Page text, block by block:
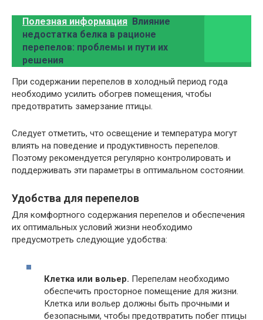
Полезная информация Влияние
недостатка белка в рационе
перепелов: проблемы и пути их
решения
При содержании перепелов в холодный период года
необходимо усилить обогрев помещения, чтобы
предотвратить замерзание птицы.
Следует отметить, что освещение и температура могут
влиять на поведение и продуктивность перепелов.
Поэтому рекомендуется регулярно контролировать и
поддерживать эти параметры в оптимальном состоянии.
Удобства для перепелов
Для комфортного содержания перепелов и обеспечения
их оптимальных условий жизни необходимо
предусмотреть следующие удобства:
Клетка или вольер. Перепелам необходимо
обеспечить просторное помещение для жизни.
Клетка или вольер должны быть прочными и
безопасными, чтобы предотвратить побег птицы